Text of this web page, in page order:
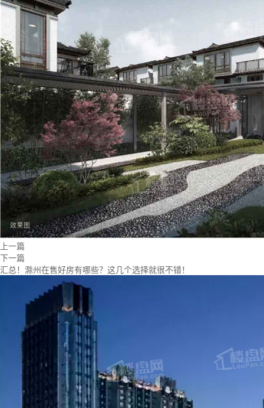
上一篇
下一篇
汇总！滁州在售好房有哪些？这几个选择就很不错！